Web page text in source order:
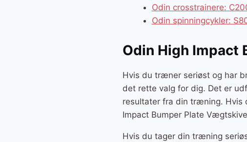
Odin crosstrainere:
Odin spinningcykler:
Odin High Impact
Hvis du træner seriøst og har
det rette valg for dig. Det er
resultater fra din træning. Hvis
Impact Bumper Plate
Hvis du tager din træning